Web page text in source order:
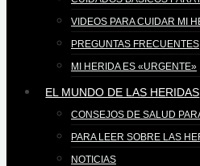
VIDEOS PARA CUIDAR MI
PREGUNTAS FRECUENTES
MI HERIDA ES «URGENTE»
EL MUNDO DE LAS HERIDAS
CONSEJOS DE SALUD
PARA LEER SOBRE LAS
NOTICIAS